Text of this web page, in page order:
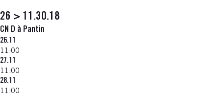
26 > 11.30.18
CN D à Pantin
26.11
11:00
27.11
11:00
28.11
11:00